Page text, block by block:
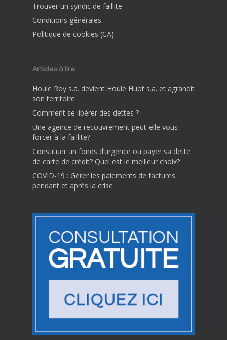
Trouver un syndic de faillite
Conditions générales
Politique de cookies (CA)
Articles à lire
Houle Roy s.a. devient Houle Huot s.a. et agrandit
son territoire
Comment se libérer des dettes ?
Une agence de recouvrement peut-elle vous
forcer à la faillite?
Constituer un fonds d’urgence ou payer sa dette
de carte de crédit? Quel est le meilleur choix?
COVID-19 : Gérer les paiements de factures
pendant et après la crise